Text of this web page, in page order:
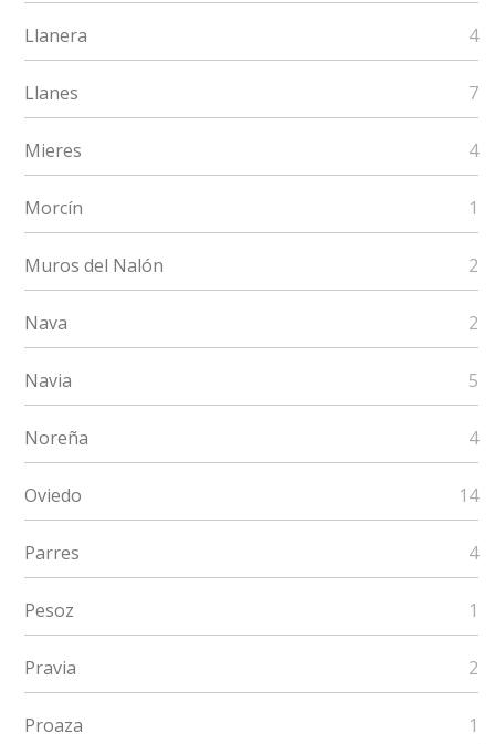
Llanera 4
Llanes 7
Mieres 4
Morcín 1
Muros del Nalón 2
Nava 2
Navia 5
Noreña 4
Oviedo 14
Parres 4
Pesoz 1
Pravia 2
Proaza 1